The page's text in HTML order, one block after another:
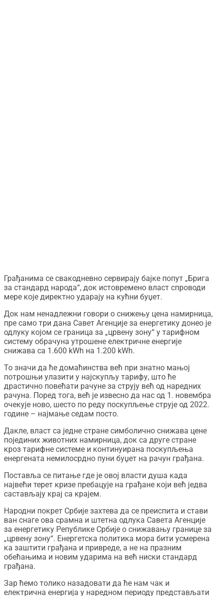
Грађанима се свакодневно сервирају бајке попут „Брига
за стандард народа“, док истовремено власт спроводи
мере које директно ударају на кућни буџет.
Док нам ненадлежни говори о снижењу цена намирница,
пре само три дана Савет Агенције за енергетику донео је
одлуку којом се граница за „црвену зону“ у тарифном
систему обрачуна утрошене електричне енергије
снижава са 1.600 kWh на 1.200 kWh.
То значи да ће домаћинства већ при знатно мањој
потрошњи улазити у најскупљу тарифу, што ће
драстично повећати рачуне за струју већ од наредних
рачуна. Поред тога, већ је извесно да нас од 1. новембра
очекује ново, шесто по реду поскупљење струје од 2022.
године – најмање седам посто.
Дакле, власт са једне стране симболично снижава цене
појединих животних намирница, док са друге стране
кроз тарифне системе и континуирана поскупљења
енергената немилосрдно пуни буџет на рачун грађана.
Поставља се питање где је овој власти душа када
највећи терет кризе пребацује на грађане који већ једва
састављају крај са крајем.
Народни покрет Србије захтева да се преиспита и стави
ван снаге ова срамна и штетна одлука Савета Агенције
за енергетику Републике Србије о снижавању границе за
„црвену зону“. Енергетска политика мора бити усмерена
ка заштити грађана и привреде, а не на празним
обећањима и новим ударима на већ ниски стандард
грађана.
Зар ћемо толико назадовати да ће нам чак и
електрична енергија у наредном периоду представљати